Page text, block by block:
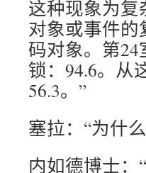
这种现象为复
对象或事件
码对象。第
锁：94.6。从
56.3。”
塞拉：“为什
内如德博士：